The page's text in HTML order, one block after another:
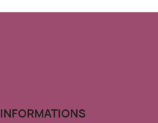
INFORMATIONS